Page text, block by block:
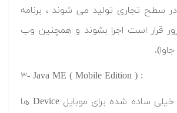
سطح تجاری تولید می شوند ، برنامه
قرار است اجرا بشوند و همچنین وب
۳- Java ME ( Mobile Edition ) :
این یک نسخه ی خیلی ساده شده برای موبایل Device ها